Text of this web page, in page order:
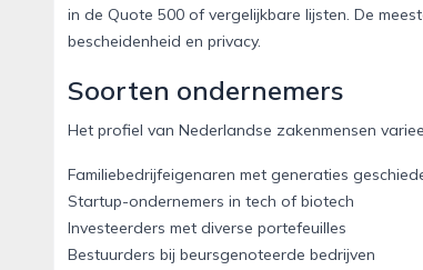
in de Quote 500 of vergelijkbare lijsten. De
bescheidenheid en privacy.
Soorten ondernemers
Het profiel van Nederlandse zakenmensen
Familiebedrijfeigenaren met generaties
Startup-ondernemers in tech of biotech
Investeerders met diverse portefeuilles
Bestuurders bij beursgenoteerde bedrijven